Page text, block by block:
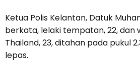
Ketua Polis Kelantan, Datuk
berkata, lelaki tempatan, 22, dan
Thailand, 23, ditahan pada pukul
lepas.